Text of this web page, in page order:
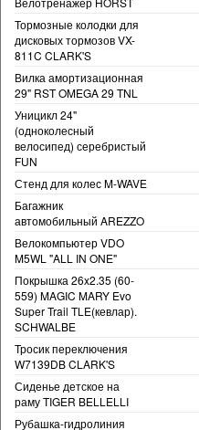
Тормозные колодки для
дисковых тормозов VX-
811C CLARK'S
Вилка амортизационная
29" RST OMEGA 29 TNL
Уницикл 24"
(одноколесный
велосипед) серебристый
FUN
Стенд для колес M-WAVE
Багажник
автомобильный AREZZO
Велокомпьютер VDO
M5WL "ALL IN ONE"
Покрышка 26x2.35 (60-
559) MAGIC MARY Evo
Super Trail TLE(кевлар).
SCHWALBE
Тросик переключения
W7139DB CLARK'S
Сиденье детское на
раму TIGER BELLELLI
Рубашка-гидролиния